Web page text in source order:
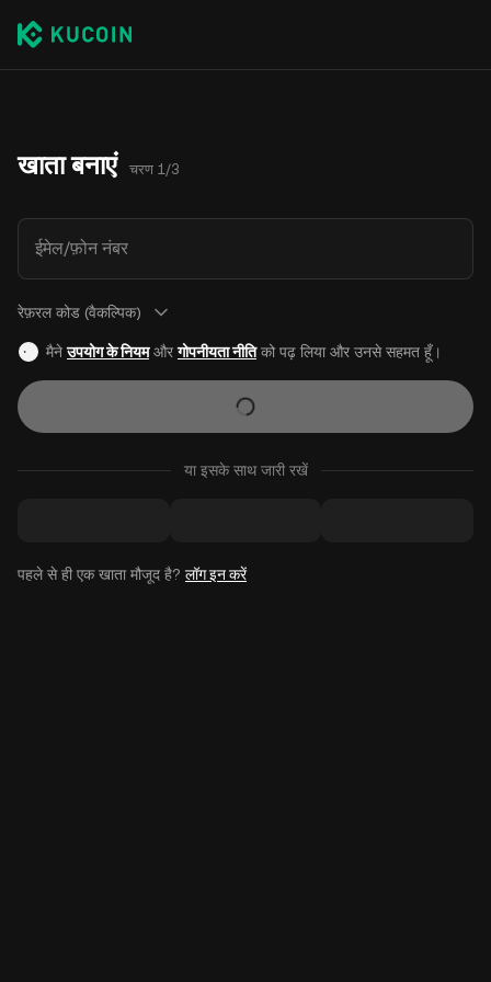
खाता बनाएं चरण 1/3
ईमेल/फ़ोन नंबर
रेफ़रल कोड (वैकल्पिक)
मैनेउपयोग के नियमऔरगोपनीयता नीतिको पढ़ लिया और उनसे सहमत हूँ।
या इसके साथ जारी रखें
पहले से ही एक खाता मौजूद है? लॉग इन करें